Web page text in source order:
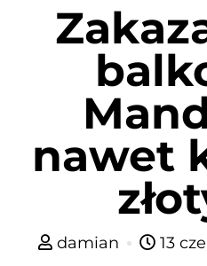
nawet
damian 13